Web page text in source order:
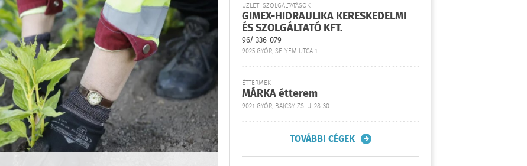
ÜZLETI SZOLGÁLTATÁSOK
GIMEX-HIDRAULIKA KERESKEDELMI
ÉS SZOLGÁLTATÓ KFT.
96/ 336-079
9025 GYŐR, SELYEM UTCA 1.
ÉTTERMEK
MÁRKA étterem
9021 GYŐR, BAJCSY-ZS. U. 28-30.
TOVÁBBI CÉGEK